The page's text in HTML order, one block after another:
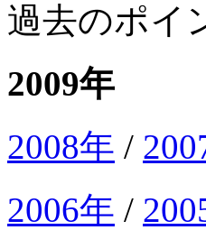
過去のポイ
2009年
2008年 /
2006年 /